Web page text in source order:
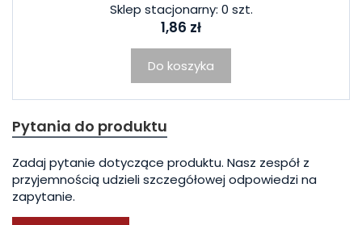
Sklep stacjonarny: 0 szt.
1,86 zł
Do koszyka
Pytania do produktu
Zadaj pytanie dotyczące produktu. Nasz zespół z
przyjemnością udzieli szczegółowej odpowiedzi na
zapytanie.